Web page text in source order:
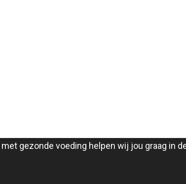
gezonde voeding helpen wij jou graag in